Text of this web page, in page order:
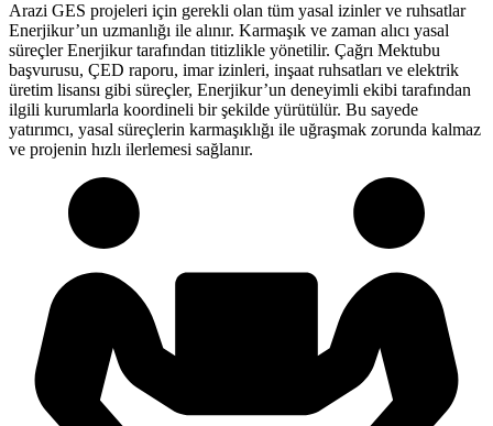
Arazi GES projeleri için gerekli olan tüm yasal izinler ve ruhsatlar
Enerjikur’un uzmanlığı ile alınır. Karmaşık ve zaman alıcı yasal
süreçler Enerjikur tarafından titizlikle yönetilir. Çağrı Mektubu
başvurusu, ÇED raporu, imar izinleri, inşaat ruhsatları ve elektrik
üretim lisansı gibi süreçler, Enerjikur’un deneyimli ekibi tarafından
ilgili kurumlarla koordineli bir şekilde yürütülür. Bu sayede
yatırımcı, yasal süreçlerin karmaşıklığı ile uğraşmak zorunda kalmaz
ve projenin hızlı ilerlemesi sağlanır.